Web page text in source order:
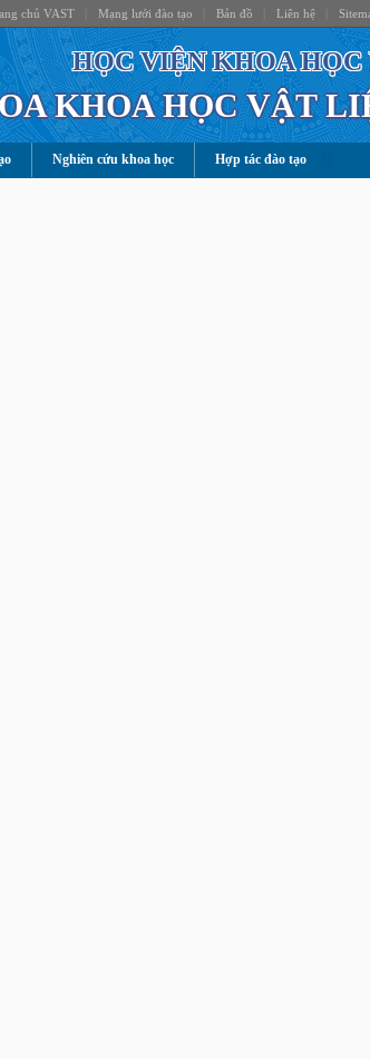
chủ VAST| Mạng lưới đào tạo Bản đồ Liên hệ|
HỌC VIỆN KHOA HỌC
KHOA HỌC VẬT
Nghiên cứu khoa học Hợp tác đào tạo